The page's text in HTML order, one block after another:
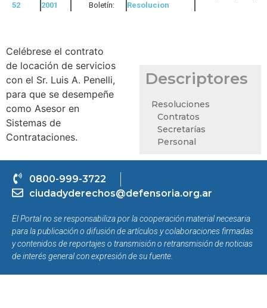
52
2001
Boletín:
Resolucion
Celébrese el contrato
de locación de servicios
con el Sr. Luis A. Penelli,
para que se desempeñe
como Asesor en
Sistemas de
Contrataciones.
Descriptores
Resoluciones
Contratos
Secretarías
Personal
0800-999-3722
ciudadyderechos@defensoria.org.ar
El Portal no se responsabiliza por la cooperación material necesaria
para la publicación o difusión de artículos y colaboraciones firmadas
y contenidos de reportajes o transmisión o retransmisión de noticias
de interés general con expresión de su fuente.